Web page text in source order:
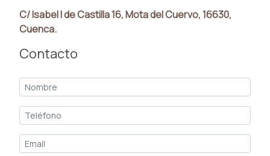
C/ Isabel I de Castilla 16, Mota del Cuervo, 16630,
Cuenca.
Contacto